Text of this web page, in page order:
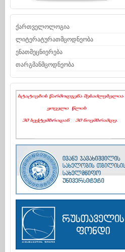
ქართველოლოგია
ლიტერატურათმცოდნეობა
ენათმეცნიერება
თარგმანმცოდნეობა